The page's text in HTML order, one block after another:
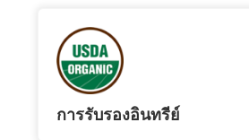
การรับรองอินทรีย์